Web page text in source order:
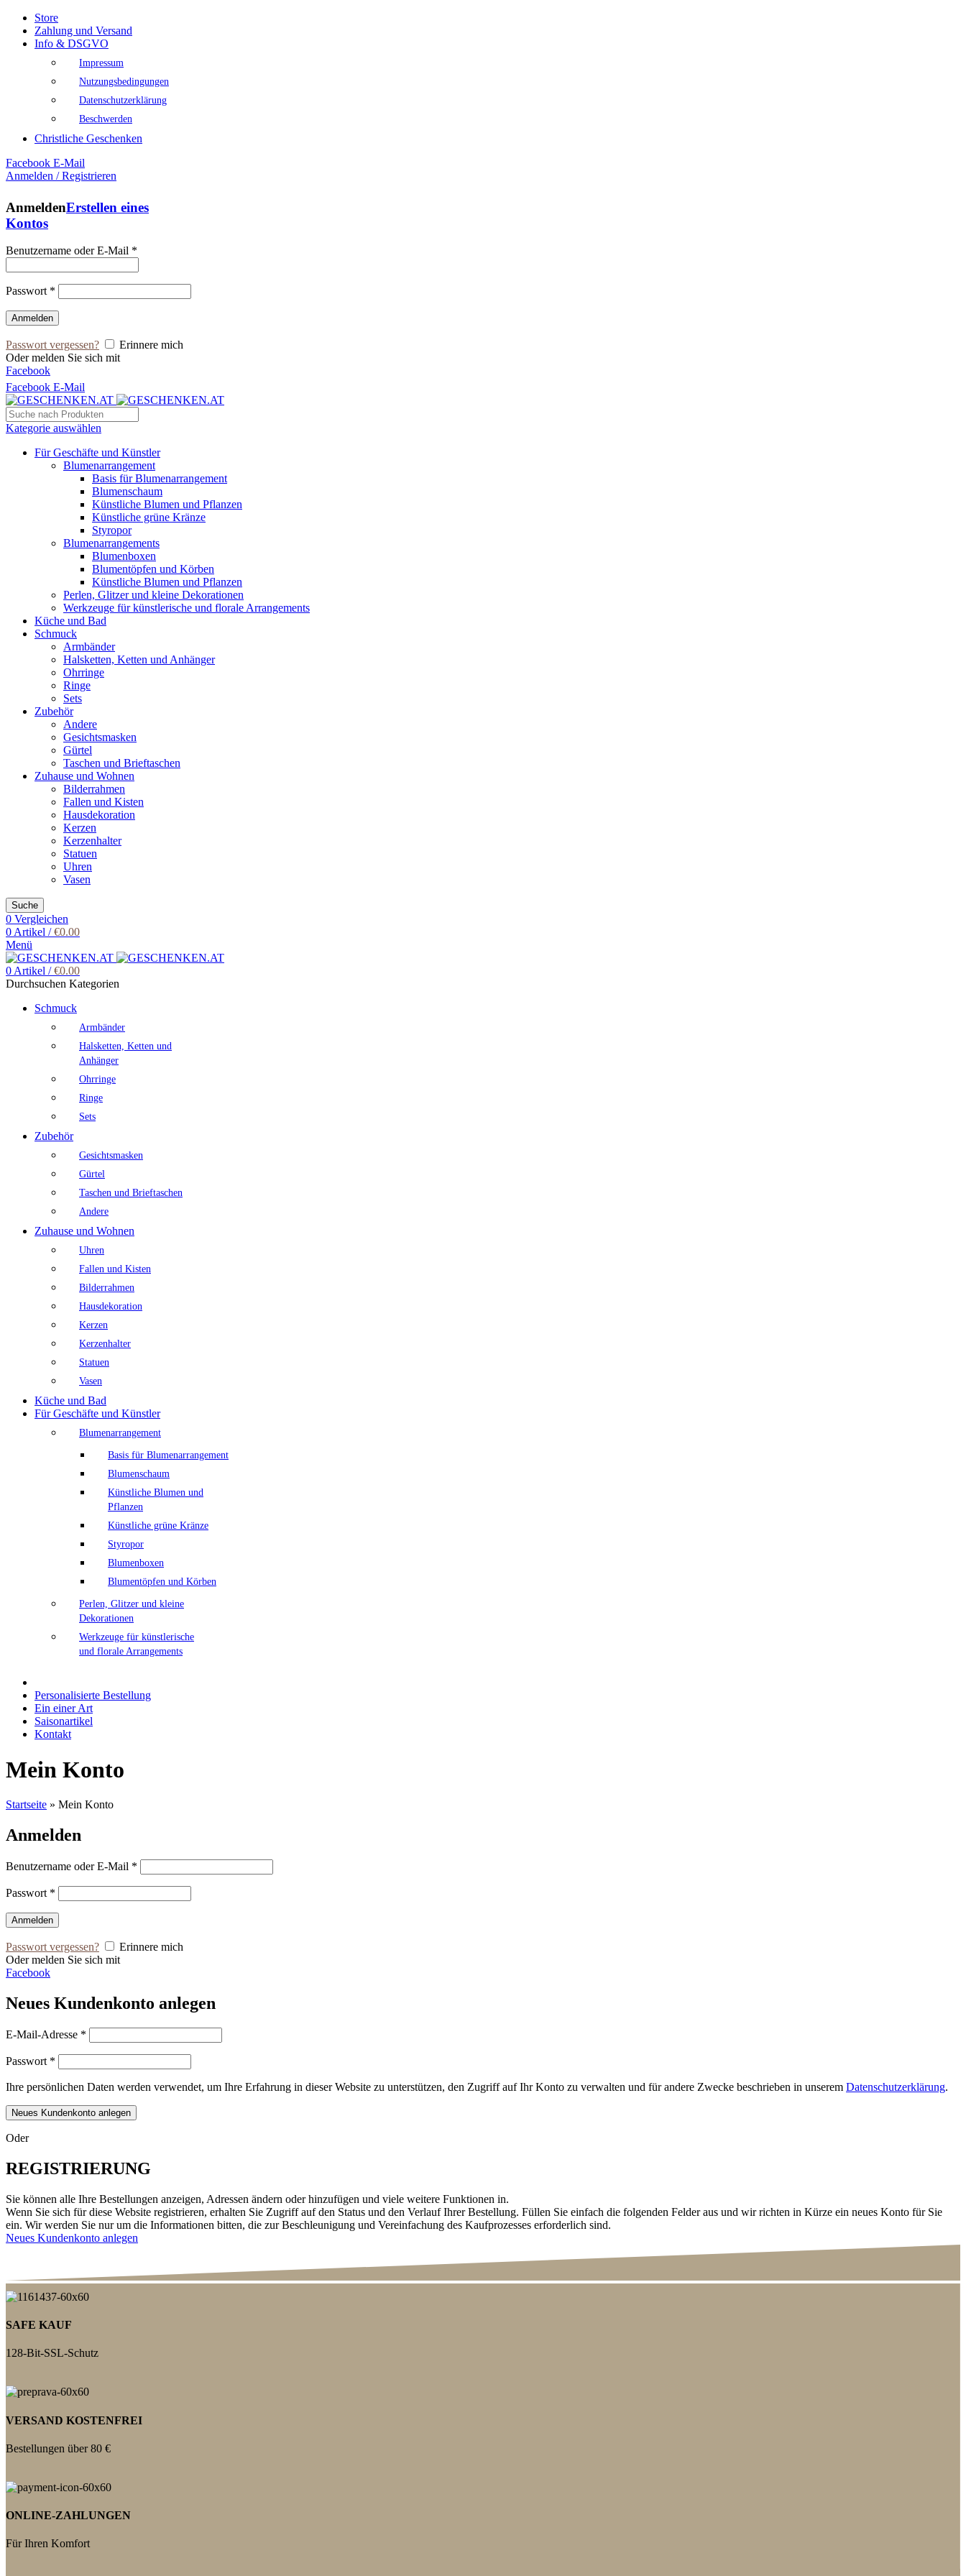
Store
Zahlung und Versand
Info & DSGVO
Impressum
Nutzungsbedingungen
Datenschutzerklärung
Beschwerden
Christliche Geschenken
Facebook E-Mail
Anmelden / Registrieren
AnmeldenErstellen eines
Kontos
Benutzername oder E-Mail *
Passwort *
Anmelden
Passwort vergessen?
Erinnere mich
Oder melden Sie sich mit
Facebook
Facebook E-Mail
Kategorie auswählen
Für Geschäfte und Künstler
Blumenarrangement
Basis für Blumenarrangement
Blumenschaum
Künstliche Blumen und Pflanzen
Künstliche grüne Kränze
Styropor
Blumenarrangements
Blumenboxen
Blumentöpfen und Körben
Künstliche Blumen und Pflanzen
Perlen, Glitzer und kleine Dekorationen
Werkzeuge für künstlerische und florale Arrangements
Küche und Bad
Schmuck
Armbänder
Halsketten, Ketten und Anhänger
Ohrringe
Ringe
Sets
Zubehör
Andere
Gesichtsmasken
Gürtel
Taschen und Brieftaschen
Zuhause und Wohnen
Bilderrahmen
Fallen und Kisten
Hausdekoration
Kerzen
Kerzenhalter
Statuen
Uhren
Vasen
Suche
0 Vergleichen
0Artikel / €0.00
Menü
0Artikel / €0.00
Durchsuchen Kategorien
Schmuck
Armbänder
Halsketten, Ketten und
Anhänger
Ohrringe
Ringe
Sets
Zubehör
Gesichtsmasken
Gürtel
Taschen und Brieftaschen
Andere
Zuhause und Wohnen
Uhren
Fallen und Kisten
Bilderrahmen
Hausdekoration
Kerzen
Kerzenhalter
Statuen
Vasen
Küche und Bad
Für Geschäfte und Künstler
Blumenarrangement
Basis für Blumenarrangement
Blumenschaum
Künstliche Blumen und
Pflanzen
Künstliche grüne Kränze
Styropor
Blumenboxen
Blumentöpfen und Körben
Perlen, Glitzer und kleine
Dekorationen
Werkzeuge für künstlerische
und florale Arrangements
Personalisierte Bestellung
Ein einer Art
Saisonartikel
Kontakt
Mein Konto
Startseite » Mein Konto
Anmelden
Benutzername oder E-Mail *
Passwort *
Anmelden
Passwort vergessen?
Erinnere mich
Oder melden Sie sich mit
Facebook
Neues Kundenkonto anlegen
E-Mail-Adresse *
Passwort *
Ihre persönlichen Daten werden verwendet, um Ihre Erfahrung in dieser Website zu unterstützen, den Zugriff auf Ihr Konto zu verwalten und für andere Zwecke beschrieben in unserem Datenschutzerklärung.
Neues Kundenkonto anlegen
Oder
REGISTRIERUNG
Sie können alle Ihre Bestellungen anzeigen, Adressen ändern oder hinzufügen und viele weitere Funktionen in.
Wenn Sie sich für diese Website registrieren, erhalten Sie Zugriff auf den Status und den Verlauf Ihrer Bestellung. Füllen Sie einfach die folgenden Felder aus und wir richten in Kürze ein neues Konto für Sie
ein. Wir werden Sie nur um die Informationen bitten, die zur Beschleunigung und Vereinfachung des Kaufprozesses erforderlich sind.
Neues Kundenkonto anlegen
SAFE KAUF
128-Bit-SSL-Schutz
VERSAND KOSTENFREI
Bestellungen über 80 €
ONLINE-ZAHLUNGEN
Für Ihren Komfort